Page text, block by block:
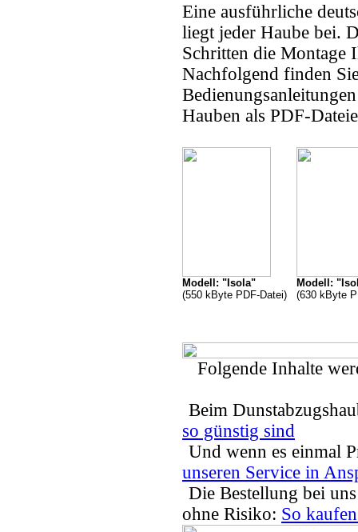
Eine ausführliche
liegt jeder Haube bei.
Schritten die Montage
Nachfolgend finden
Hauben als PDF-
Modell: "Isola"
(550 kByte PDF-Datei)
Modell:
(630 kByte
Folgende Inhalte
Beim
so günstig sind
Und wenn es einmal
unseren Service in
Die Bestellung bei
ohne Risiko: So